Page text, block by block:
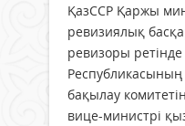
ҚазССР Қаржы
ревизиялық
ревизоры
бақылау
вице-министрі